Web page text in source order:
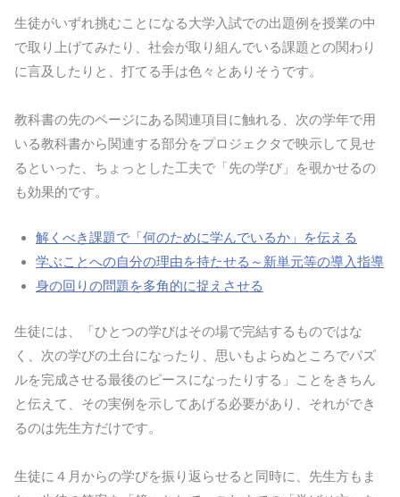
生徒がいずれ挑むことになる大学入試での出題例を授業の中
で取り上げてみたり、社会が取り組んでいる課題との関わり
に言及したりと、打てる手は色々とありそうです。
教科書の先のページにある関連項目に触れる、次の学年で用
いる教科書から関連する部分をプロジェクタで映示して見せ
るといった、ちょっとした工夫で「先の学び」を覗かせるの
も効果的です。
解くべき課題で「何のために学んでいるか」を伝える
学ぶことへの自分の理由を持たせる～新単元等の導入指導
身の回りの問題を多角的に捉えさせる
生徒には、「ひとつの学びはその場で完結するものではな
く、次の学びの土台になったり、思いもよらぬところでパズ
ルを完成させる最後のピースになったりする」ことをきちん
と伝えて、その実例を示してあげる必要があり、それができ
るのは先生方だけです。
生徒に４月からの学びを振り返らせると同時に、先生方もま